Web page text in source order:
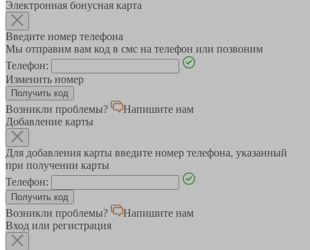
Электронная бонусная карта
Введите номер телефона
Мы отправим вам код в смс на телефон или позвоним
Телефон:
Изменить номер
Возникли проблемы?
Напишите нам
Добавление карты
Для добавления карты введите номер телефона, указанный
при получении карты
Телефон:
Возникли проблемы?
Напишите нам
Вход или регистрация